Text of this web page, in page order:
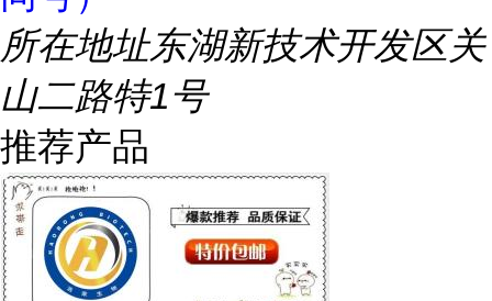
所在地址东湖新技术开发区关
山二路特1号
推荐产品